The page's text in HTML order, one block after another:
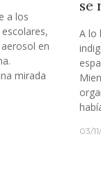
a los
en
mirada
se
A lo
03/